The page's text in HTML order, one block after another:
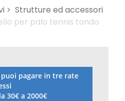
> Strutture ed accessori
per palo tennis tondo
puoi pagare in tre rate
30€ a 2000€